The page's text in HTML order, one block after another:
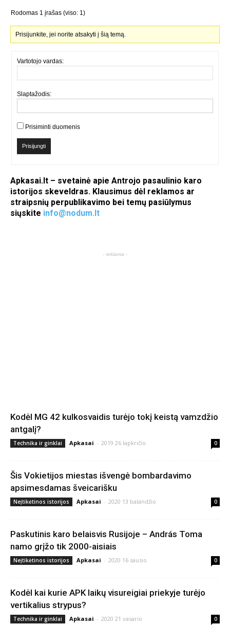
Rodomas 1 įrašas (viso: 1)
Prisijunkite, jei norite atsakyti į šią temą.
Vartotojo vardas:
Slaptažodis:
Prisiminti duomenis
Prisijungti
Apkasai.lt – svetainė apie Antrojo pasaulinio karo
istorijos skeveldras. Klausimus dėl reklamos ar
straipsnių perpublikavimo bei temų pasiūlymus
siųskite info@nodum.lt
- reklama -
Kodėl MG 42 kulkosvaidis turėjo tokį keistą vamzdžio
antgalį?
Technika ir ginklai Apkasai - 2019 26 lapkričio 0
Šis Vokietijos miestas išvengė bombardavimo
apsimesdamas šveicarišku
Neįtikėtinos istorijos Apkasai - 2020 13 balandžio 0
Paskutinis karo belaisvis Rusijoje – András Toma
namo grįžo tik 2000-aisiais
Neįtikėtinos istorijos Apkasai - 2020 16 sausio 0
Kodėl kai kurie APK laikų visureigiai priekyje turėjo
vertikalius strypus?
Technika ir ginklai Apkasai - 2020 21 vasario 0